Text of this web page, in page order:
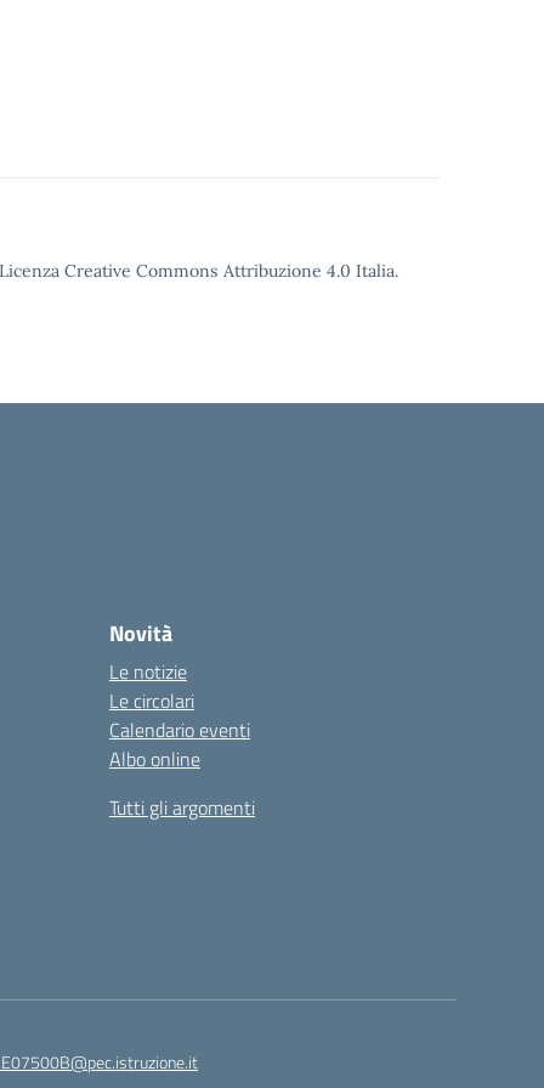
Creative Commons Attribuzione 4.0 Italia.
Novità
Le notizie
Le circolari
Calendario eventi
Albo online
Tutti gli argomenti